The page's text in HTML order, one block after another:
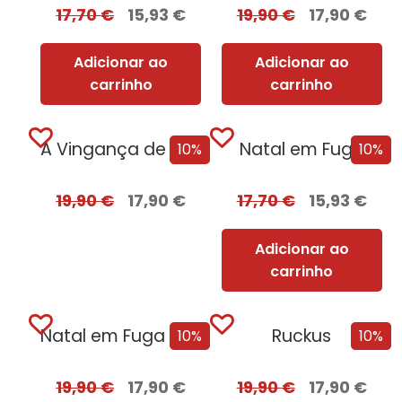
17,70€ 15,93 €
Adicionar ao
carrinho
19,90€ 17,90 €
Adicionar ao
carrinho
10%
A Vingança de Roma + Oferta Flechas de Fúria
19,90€ 17,90 €
10%
Natal em Fuga
17,70€ 15,93 €
Adicionar ao
carrinho
10%
Natal em Fuga – Edição com EDGES
19,90€ 17,90 €
10%
Ruckus
19,90€ 17,90 €